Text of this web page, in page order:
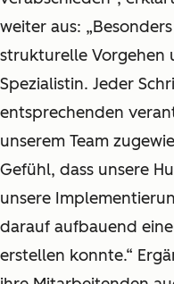
weiter aus:
strukturelle Vorgehen
Spezialistin. Jeder
entsprechenden
unserem Team
Gefühl, dass unsere
unsere
darauf aufbauend
erstellen konnte.“